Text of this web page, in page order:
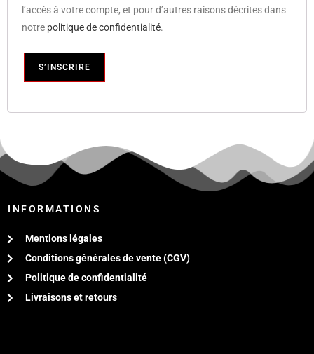
l’accès à votre compte, et pour d’autres raisons décrites dans
notre politique de confidentialité.
S’INSCRIRE
INFORMATIONS
Mentions légales
Conditions générales de vente (CGV)
Politique de confidentialité
Livraisons et retours